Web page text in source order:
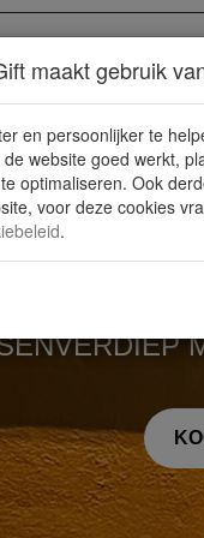
AANBOD
De
maakt gebruik
en persoonlijker te
website goed werkt,
optimaliseren. Ook
voor deze cookies
.